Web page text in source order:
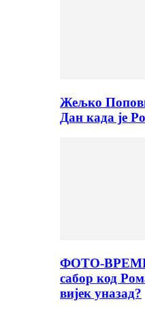
Жељко
Дан када је
ФОТО-
сабор код
вијек уназад?